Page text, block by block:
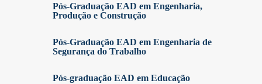
Pós-Graduação EAD em Engenharia,
Produção e Construção
Pós-Graduação EAD em Engenharia de
Segurança do Trabalho
Pós-graduação EAD em Educação